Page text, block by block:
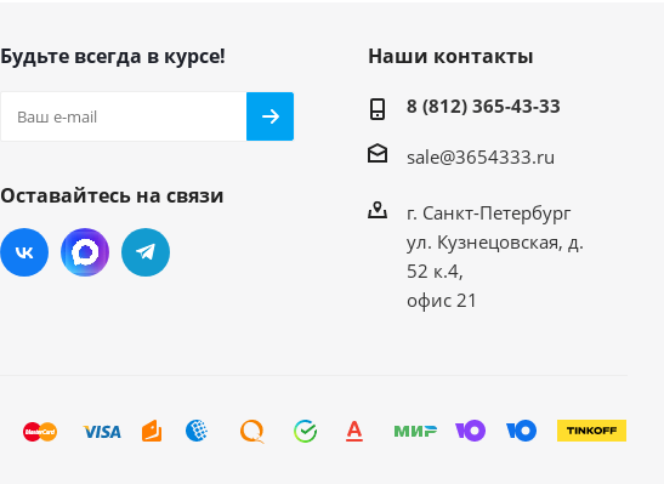
Будьте всегда в курсе!
Оставайтесь на связи
Наши контакты
8 (812) 365-43-33
sale@3654333.ru
г. Санкт-Петербург
ул. Кузнецовская, д.
52 к.4,
офис 21